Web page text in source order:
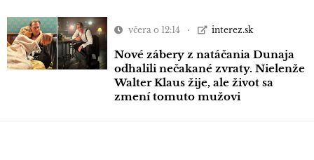
včera o 12:14 interez.sk
Nové zábery z natáčania Dunaja
odhalili nečakané zvraty. Nielenže
Walter Klaus žije, ale život sa
zmení tomuto mužovi